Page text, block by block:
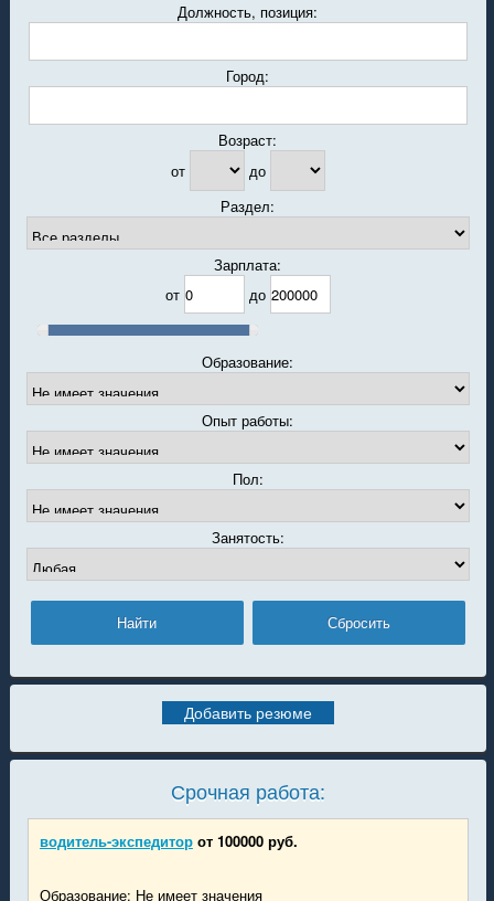
Должность, позиция:
Город:
Возраст:
от
до
Раздел:
Зарплата:
от
до
Образование:
Опыт работы:
Пол:
Занятость:
Добавить резюме
Срочная работа:
водитель-экспедитор от 100000 руб.
Образование: Не имеет значения